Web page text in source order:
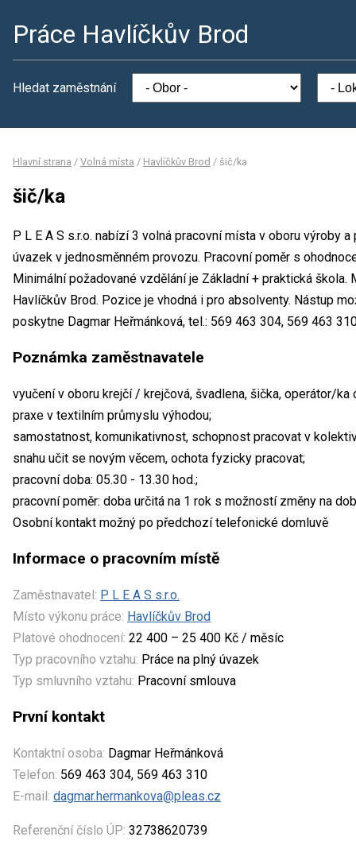
Práce Havlíčkův Brod
Hledat zaměstnání
Hlavní strana / Volná místa / Havlíčkův Brod / šič/ka
šič/ka
P L E A S s.r.o. nabízí 3 volná pracovní místa v oboru výroby
úvazek v jednosměnném provozu. Pracovní poměr s
Minimální požadované vzdělání je Základní + praktická škola.
Havlíčkův Brod. Pozice je vhodná i pro absolventy. Nástup
poskytne Dagmar Heřmánková, tel.: 569 463 304, 569 463
Poznámka zaměstnavatele
vyučení v oboru krejčí / krejčová, švadlena, šička, operátor/ka
praxe v textilním průmyslu výhodou;
samostatnost, komunikativnost, schopnost pracovat v
snahu učit se novým věcem, ochota fyzicky pracovat;
pracovní doba: 05.30 - 13.30 hod.;
pracovní poměr: doba určitá na 1 rok s možností změny na
Osobní kontakt možný po předchozí telefonické domluvě
Informace o pracovním místě
Zaměstnavatel: P L E A S s.r.o.
Místo výkonu práce: Havlíčkův Brod
Platové ohodnocení: 22 400 – 25 400 Kč / měsíc
Typ pracovního vztahu: Práce na plný úvazek
Typ smluvního vztahu: Pracovní smlouva
První kontakt
Kontaktní osoba: Dagmar Heřmánková
Telefon: 569 463 304, 569 463 310
E-mail: dagmar.hermankova@pleas.cz
Referenční číslo ÚP: 32738620739